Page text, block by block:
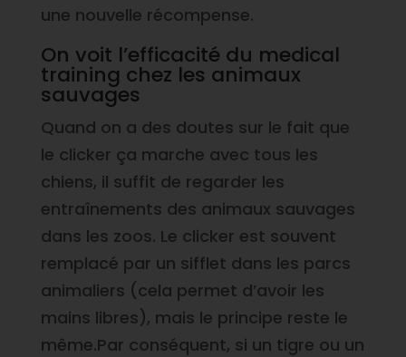
une nouvelle récompense.
On voit l’efficacité du medical
training chez les animaux
sauvages
Quand on a des doutes sur le fait que
le clicker ça marche avec tous les
chiens, il suffit de regarder les
entraînements des animaux sauvages
dans les zoos. Le clicker est souvent
remplacé par un sifflet dans les parcs
animaliers (cela permet d’avoir les
mains libres), mais le principe reste le
même.Par conséquent, si un tigre ou un